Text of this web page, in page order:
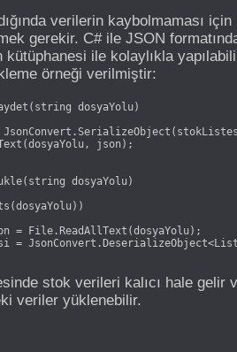
verilerin kaybolmaması
gerekir. C# ile JSON
ile kolaylıkla
örneği verilmiştir:
dosyaYolu)
json);
dosyaYolu)
= File.ReadAllText(dosyaYolu);
=
stok verileri kalıcı hale gelir
veriler yüklenebilir.